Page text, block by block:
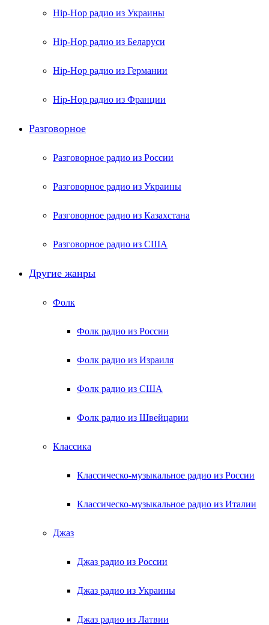
Hip-Hop радио из Украины
Hip-Hop радио из Беларуси
Hip-Hop радио из Германии
Hip-Hop радио из Франции
Разговорное
Разговорное радио из России
Разговорное радио из Украины
Разговорное радио из Казахстана
Разговорное радио из США
Другие жанры
Фолк
Фолк радио из России
Фолк радио из Израиля
Фолк радио из США
Фолк радио из Швейцарии
Классика
Классическо-музыкальное радио из России
Классическо-музыкальное радио из Италии
Джаз
Джаз радио из России
Джаз радио из Украины
Джаз радио из Латвии